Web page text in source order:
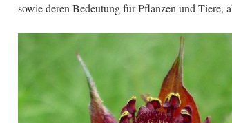
sowie deren Bedeutung für Pflanzen und Tiere,